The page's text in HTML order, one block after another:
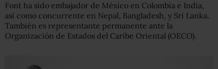
Font ha sido embajador de México en Colombia e India,
así como concurrente en Nepal, Bangladesh, y Sri Lanka.
También es representante permanente ante la
Organización de Estados del Caribe Oriental (OECO).